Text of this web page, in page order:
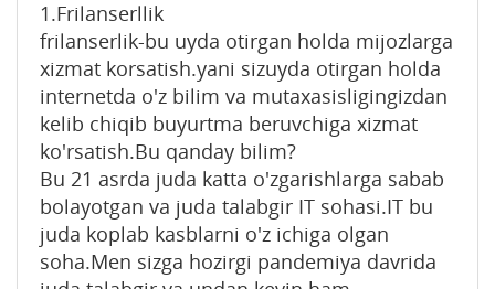
1.Frilanserllik
frilanserlik-bu uyda otirgan holda mijozlarga
xizmat korsatish.yani sizuyda otirgan holda
internetda o'z bilim va mutaxasisligingizdan
kelib chiqib buyurtma beruvchiga xizmat
ko'rsatish.Bu qanday bilim?
Bu 21 asrda juda katta o'zgarishlarga sabab
bolayotgan va juda talabgir IT sohasi.IT bu
juda koplab kasblarni o'z ichiga olgan
soha.Men sizga hozirgi pandemiya davrida